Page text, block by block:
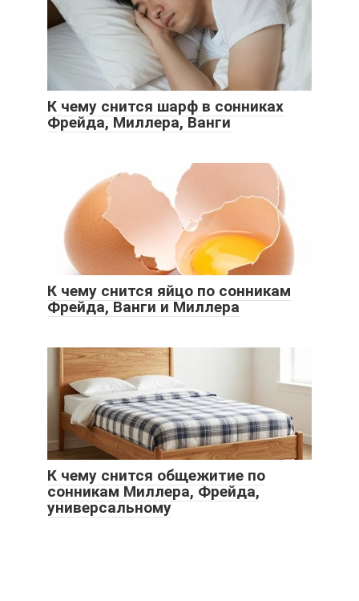
К чему снится шарф в сонниках
Фрейда, Миллера, Ванги
К чему снится яйцо по сонникам
Фрейда, Ванги и Миллера
К чему снится общежитие по
сонникам Миллера, Фрейда,
универсальному